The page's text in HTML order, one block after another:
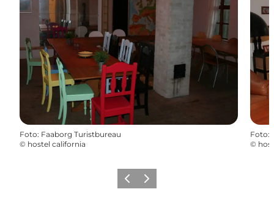
Foto: Faaborg Turistbureau
© hostel california
Foto:
©
Forrige billede
Næste billede